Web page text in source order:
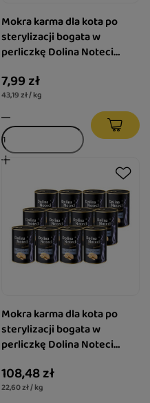
Mokra karma dla kota po
sterylizacji bogata w
perliczkę Dolina Noteci
7,99 zł
43,19 zł / kg
Mokra karma dla kota po
sterylizacji bogata w
perliczkę Dolina Noteci
108,48 zł
22,60 zł / kg